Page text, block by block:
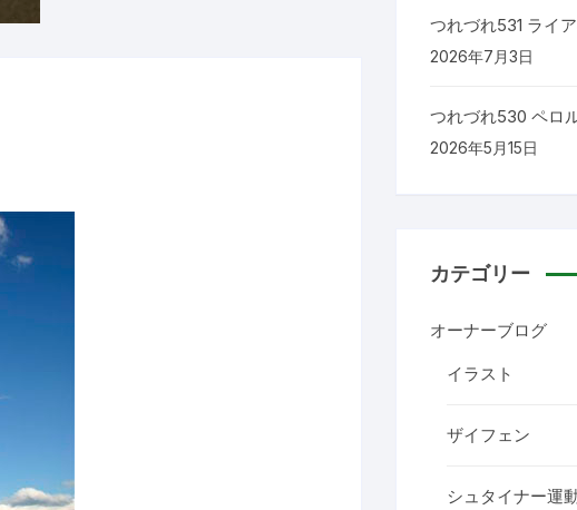
つれづれ531 ライ
2026年7月3日
つれづれ530 ペロ
2026年5月15日
カテゴリー
オーナーブログ
イラスト
ザイフェン
シュタイナー運